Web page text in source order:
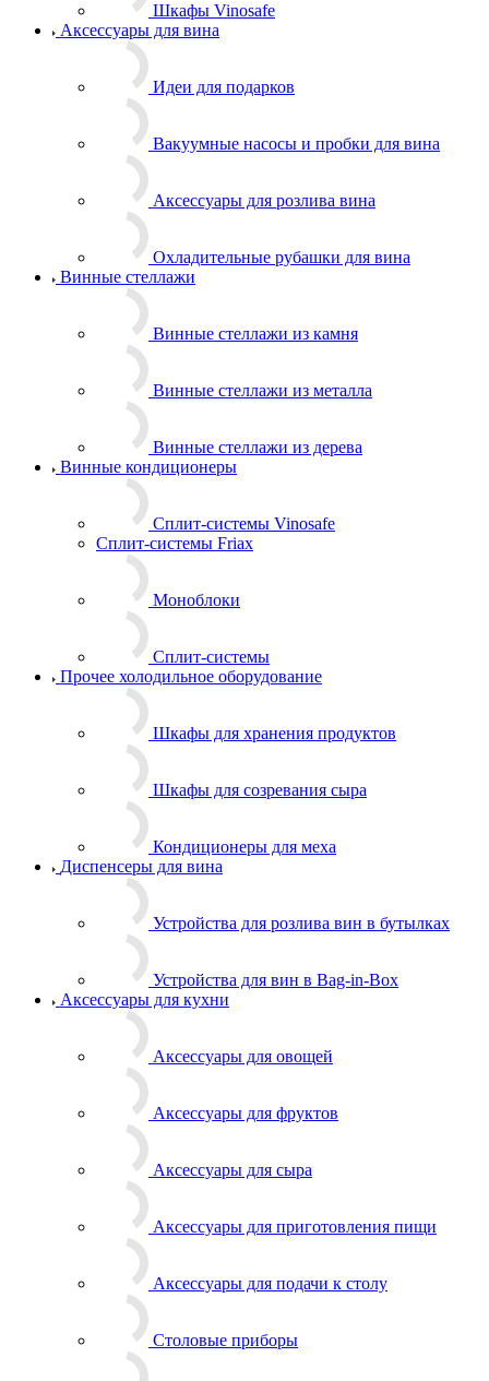
Шкафы Vinosafe
Аксессуары для вина
Идеи для подарков
Вакуумные насосы и пробки для вина
Аксессуары для розлива вина
Охладительные рубашки для вина
Винные стеллажи
Винные стеллажи из камня
Винные стеллажи из металла
Винные стеллажи из дерева
Винные кондиционеры
Сплит-системы Vinosafe
Сплит-системы Friax
Моноблоки
Сплит-системы
Прочее холодильное оборудование
Шкафы для хранения продуктов
Шкафы для созревания сыра
Кондиционеры для меха
Диспенсеры для вина
Устройства для розлива вин в бутылках
Устройства для вин в Bag-in-Box
Аксессуары для кухни
Аксессуары для овощей
Аксессуары для фруктов
Аксессуары для сыра
Аксессуары для приготовления пищи
Аксессуары для подачи к столу
Столовые приборы